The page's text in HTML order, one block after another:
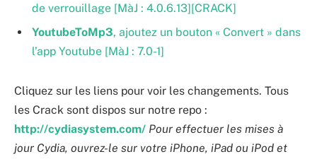
de verrouillage [MàJ : 4.0.6.13][CRACK]
YoutubeToMp3, ajoutez un bouton « Convert » dans
l’app Youtube [MàJ : 7.0-1]
Cliquez sur les liens pour voir les changements. Tous
les Crack sont dispos sur notre repo :
http://cydiasystem.com/ Pour effectuer les mises à
jour Cydia, ouvrez-le sur votre iPhone, iPad ou iPod et